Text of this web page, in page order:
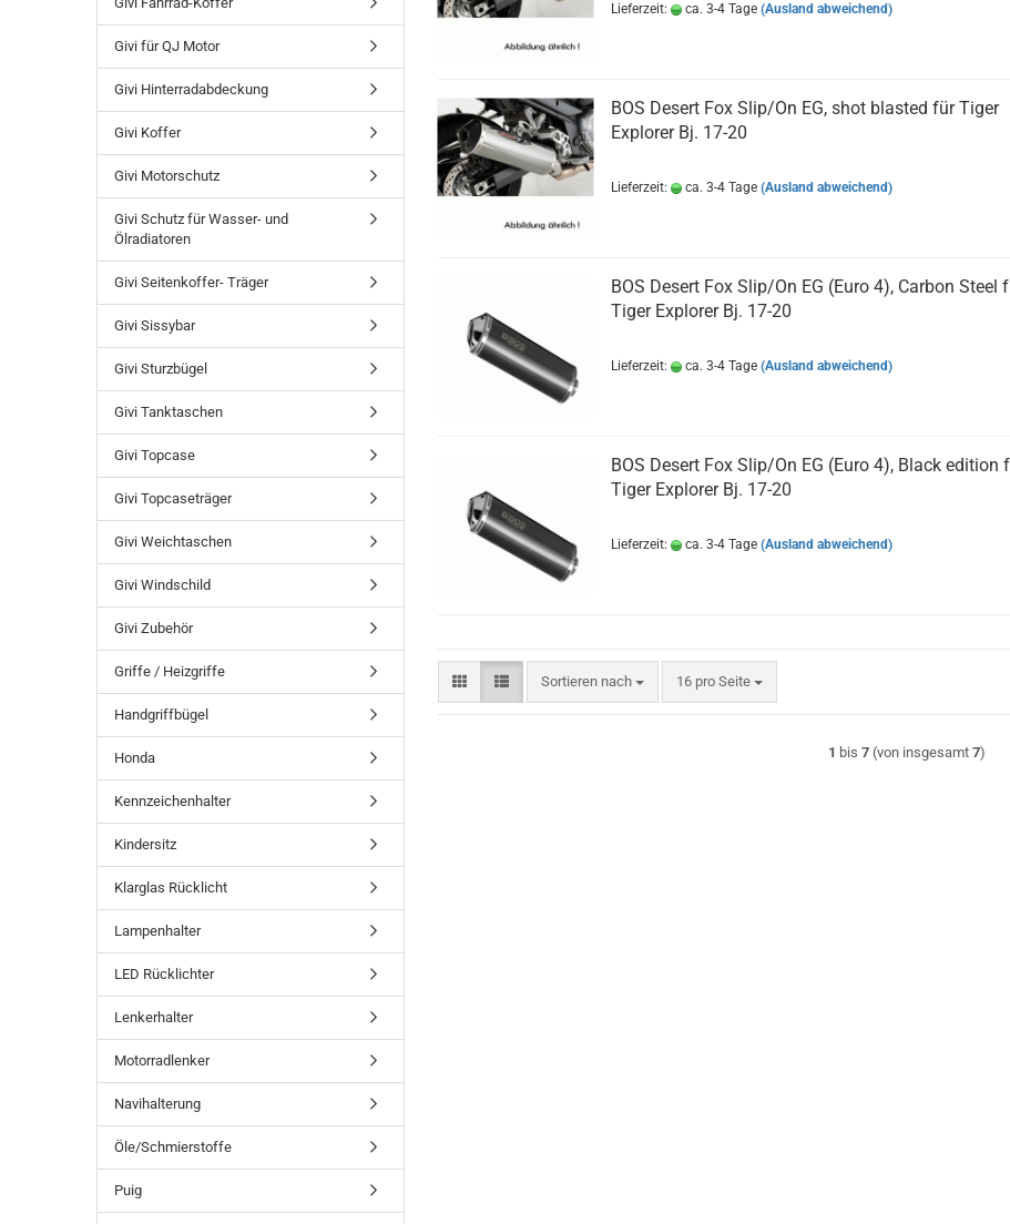
Lieferzeit: ca. 3-4 Tage (Ausland abweichend)
BOS Desert Fox Slip/On EG, shot blasted für Tiger
Explorer Bj. 17-20
Lieferzeit: ca. 3-4 Tage (Ausland abweichend)
BOS Desert Fox Slip/On EG (Euro 4), Carbon Steel
Tiger Explorer Bj. 17-20
Lieferzeit: ca. 3-4 Tage (Ausland abweichend)
BOS Desert Fox Slip/On EG (Euro 4), Black edition
Tiger Explorer Bj. 17-20
Lieferzeit: ca. 3-4 Tage (Ausland abweichend)
Sortieren nach
Sortieren nach 16 pro Seite
pro Seite
1 bis7 (von insgesamt7)
Givi für QJ Motor
Givi Hinterradabdeckung
Givi Koffer
Givi Motorschutz
Givi Schutz für Wasser- und
Ölradiatoren
Givi Seitenkoffer- Träger
Givi Sissybar
Givi Sturzbügel
Givi Tanktaschen
Givi Topcase
Givi Topcaseträger
Givi Weichtaschen
Givi Windschild
Givi Zubehör
Griffe / Heizgriffe
Handgriffbügel
Honda
Kennzeichenhalter
Kindersitz
Klarglas Rücklicht
Lampenhalter
LED Rücklichter
Lenkerhalter
Motorradlenker
Navihalterung
Öle/Schmierstoffe
Puig